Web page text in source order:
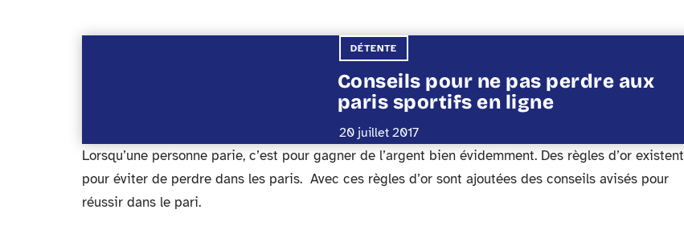
DÉTENTE
Conseils pour ne pas perdre aux
paris sportifs en ligne
20 juillet 2017
Lorsqu’une personne parie, c’est pour gagner de l’argent bien évidemment. Des règles d’or existent
pour éviter de perdre dans les paris. Avec ces règles d’or sont ajoutées des conseils avisés pour
réussir dans le pari.